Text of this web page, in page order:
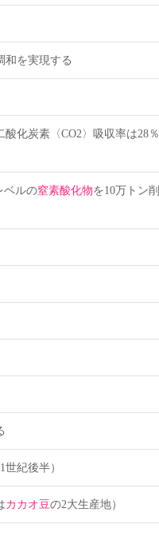
和を実現する
酸化炭素〈CO2〉吸収率は28％
ベルの窒素酸化物を10万トン削
紀後半）
カカオ豆の2大生産地）